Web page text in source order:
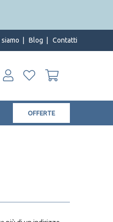
siamo Blog Contatti
OFFERTE